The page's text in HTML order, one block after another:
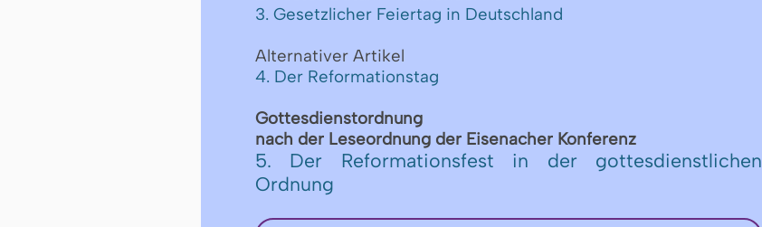
3. Gesetzlicher Feiertag in Deutschland
Alternativer Artikel
4. Der Reformationstag
Got­tes­dienst­ord­nung
nach der Le­se­ord­nung der Ei­se­n­a­cher Kon­fe­renz
5. Der Reformationsfest in der gottesdienstlichen
Ordnung